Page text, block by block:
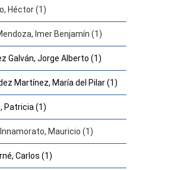
Héctor (1)
Imer Benjamín (1)
Galván, Jorge Alberto (1)
Martínez, María del Pilar (1)
Patricia (1)
Mauricio (1)
Carlos (1)